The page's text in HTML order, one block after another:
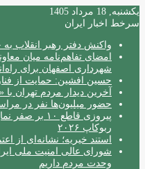
یکشنبه, 18 مرداد 1405
سرخط اخبار ایران
واکنش دفتر رهبر انقلاب
امضای تفاهم‌نامه میان
شهرداری اصفهان برای
حسین افشین: حمایت از
آخرین دیدار مردم تهران
حضور میلیون‌ها نفر در
پیروزی قاطع
ربوکاپ ۲۰۲۶
استند خیریه؛ نشانه‌ای از
شورای عالی امنیت ملی
وحدت مردم داریم